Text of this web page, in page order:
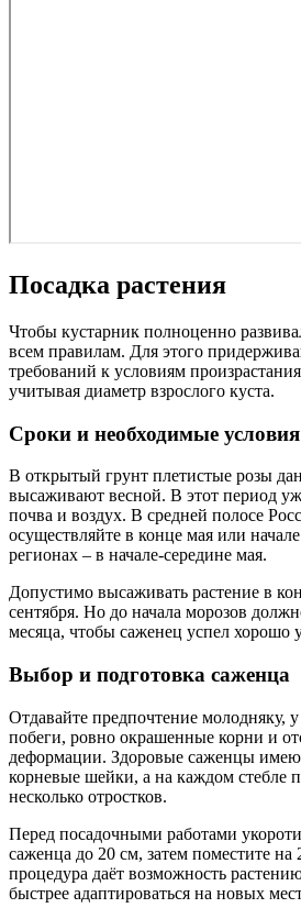
Посадка растения
Чтобы кустарник полноценно
всем правилам. Для этого
требований к условиям
учитывая диаметр взрослого куста.
Сроки и необходимые условия
В открытый грунт плетистые розы
высаживают весной. В этот период
почва и воздух. В средней полосе
осуществляйте в конце мая или
регионах – в начале-середине мая.
Допустимо высаживать растение в
сентября. Но до начала морозов
месяца, чтобы саженец успел хорошо
Выбор и подготовка саженца
Отдавайте предпочтение молодняку,
побеги, ровно окрашенные корни и
деформации. Здоровые саженцы
корневые шейки, а на каждом стебле
несколько отростков.
Перед посадочными работами
саженца до 20 см, затем поместите на
процедура даёт возможность
быстрее адаптироваться на новых